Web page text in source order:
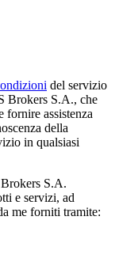
del servizio
Brokers S.A., che
fornire assistenza
della
in qualsiasi
S.A.
e servizi, ad
me forniti tramite: